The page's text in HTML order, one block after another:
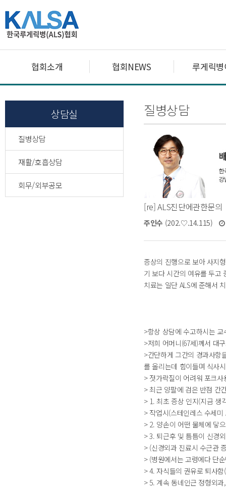
협회소개 협회NEWS 루게릭
상담실
질병상담
재활/호흡상담
회무/외부공모
질병상담
[re] ALS진단에관한문의
주인수 (202.♡.14.115)
증상의 진행으로 보아 사지
기 보다 시간의 여유를 두고
치료는 일단 ALS에 준해서
>항상 상담에 수고하시는
>저희 어머니(67세)께서 대
>간단하게 그간의 경과사항
를 올리는데 힘이들며 식사시
> 젓가락질이 어려워 포크
> 최근 양팔에 검은 반점 간
> 1. 최초 증상 인지(지금 생
> 작업시(스테인레스 수세
> 2. 양손이 어떤 물체에 닿
> 3. 퇴근후 및 틈틈이 신경
> (신경외과 진료시 수근관
> (병원에서는 고령에다 단
> 4. 자식들의 권유로 퇴사
> 5. 계속 동네인근 정형외